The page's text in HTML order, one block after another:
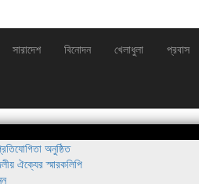
সারাদেশ বিনোদন খেলাধুলা প্রবাস
অনুষ্ঠিত
ঐক্যের স্মারকলিপি